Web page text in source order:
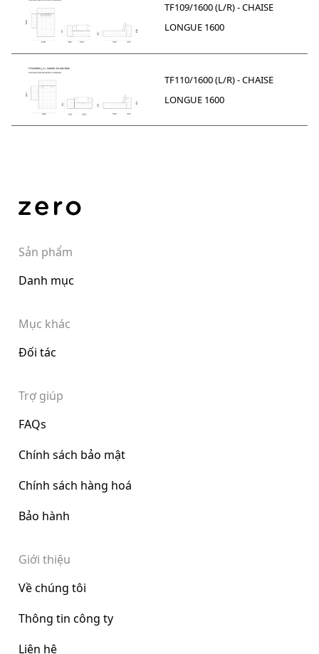
TF109/1600 (L/R) - CHAISE
LONGUE 1600
TF110/1600 (L/R) - CHAISE
LONGUE 1600
Sản phẩm
Danh mục
Mục khác
Đối tác
Trợ giúp
FAQs
Chính sách bảo mật
Chính sách hàng hoá
Bảo hành
Giới thiệu
Về chúng tôi
Thông tin công ty
Liên hệ